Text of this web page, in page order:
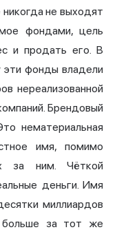
не выходят
фондами, цель
и продать его. В
фонды владели
нереализованной
Брендовый
нематериальная
имя, помимо
за ним. Чёткой
деньги. Имя
миллиардов
больше за тот же